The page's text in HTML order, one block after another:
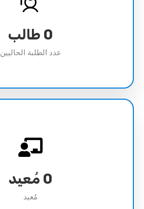
0 طالب
عدد الطلبة الحاليين
0 مُعيد
مُعيد